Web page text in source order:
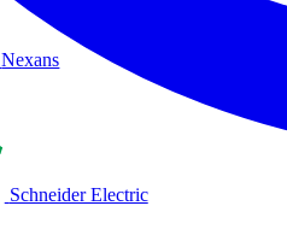
Nexans
Schneider Electric